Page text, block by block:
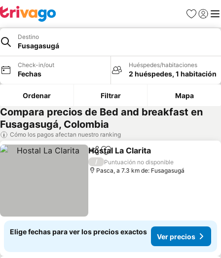
Favoritos
Iniciar
Destino
Fusagasugá
Check-in/out
Fechas
Huéspedes/habitaciones
2 huéspedes, 1 habitación
Ordenar Filtrar Mapa
Compara precios de Bed and breakfast en
Fusagasugá, Colombia
Cómo los pagos afectan nuestro ranking
CompartirAgregar a favoritos
Hostal La Clarita
/
Puntuación no disponible
Pasca, a 7.3 km de: Fusagasugá
Elige fechas para ver los precios exactos
Ver precios